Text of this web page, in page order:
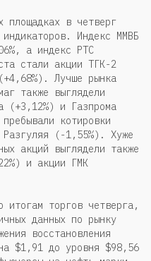
площадках в четверг
Индекс ММВБ
а индекс РТС
стали акции ТГК-2
Лучше рынка
также выглядели
(+3,12%) и Газпрома
котировки
(-1,55%). Хуже
акций выглядели также
и акции ГМК
итогам торгов четверга,
данных по рынку
восстановления
$1,91 до уровня $98,56